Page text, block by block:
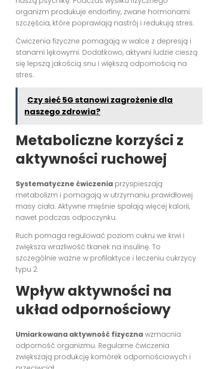
organizm produkuje endorfiny, zwane hormonami
szczęścia, które poprawiają nastrój i redukują stres.
Ćwiczenia fizyczne pomagają w walce z depresją i
stanami lękowymi. Dodatkowo, aktywni ludzie cieszą
się lepszą jakością snu i większą odpornością na
stres.
Czy sieć 5G stanowi zagrożenie dla
naszego zdrowia?
Metaboliczne korzyści z
aktywności ruchowej
Systematyczne ćwiczenia przyspieszają
metabolizm i pomagają w utrzymaniu prawidłowej
masy ciała. Aktywne mięśnie spalają więcej kalorii,
nawet podczas odpoczynku.
Ruch pomaga regulować poziom cukru we krwi i
zwiększa wrażliwość tkanek na insulinę. To
szczególnie ważne w profilaktyce i leczeniu cukrzycy
typu 2.
Wpływ aktywności na
układ odpornościowy
Umiarkowana aktywność fizyczna wzmacnia
odporność organizmu. Regularne ćwiczenia
zwiększają produkcję komórek odpornościowych i